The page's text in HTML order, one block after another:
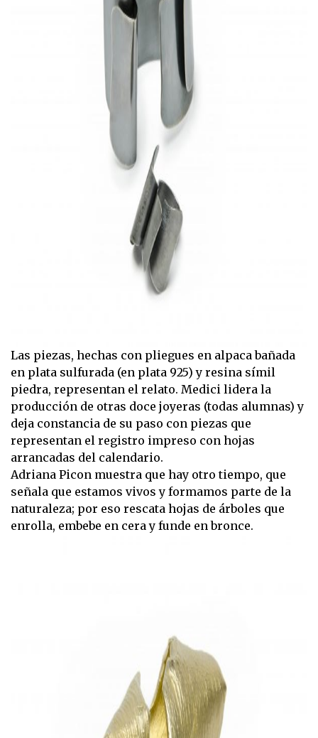
Las piezas, hechas con pliegues en alpaca bañada
en plata sulfurada (en plata 925) y resina símil
piedra, representan el relato. Medici lidera la
producción de otras doce joyeras (todas alumnas) y
deja constancia de su paso con piezas que
representan el registro impreso con hojas
arrancadas del calendario.
Adriana Picon muestra que hay otro tiempo, que
señala que estamos vivos y formamos parte de la
naturaleza; por eso rescata hojas de árboles que
enrolla, embebe en cera y funde en bronce.